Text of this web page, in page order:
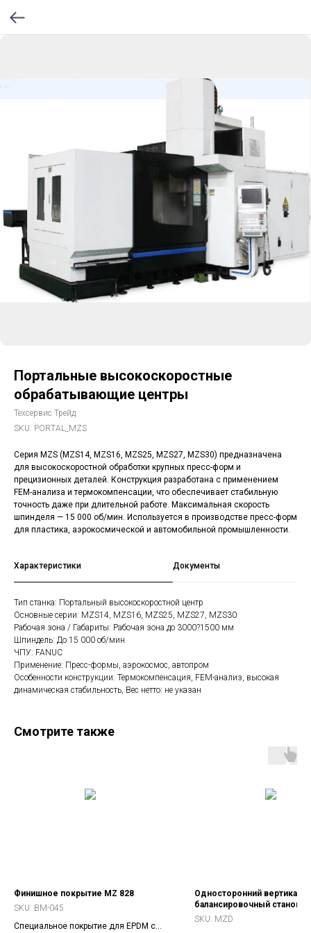
Портальные высокоскоростные
обрабатывающие центры
Техсервис Трейд
SKU: PORTAL_MZS
Серия MZS (MZS14, MZS16, MZS25, MZS27, MZS30) предназначена
для высокоскоростной обработки крупных пресс-форм и
прецизионных деталей. Конструкция разработана с применением
FEM-анализа и термокомпенсации, что обеспечивает стабильную
точность даже при длительной работе. Максимальная скорость
шпинделя — 15 000 об/мин. Используется в производстве пресс-форм
для пластика, аэрокосмической и автомобильной промышленности.
Характеристики Документы
Тип станка: Портальный высокоскоростной центр
Основные серии: MZS14, MZS16, MZS25, MZS27, MZS30
Рабочая зона / Габариты: Рабочая зона до 3000?1500 мм
Шпиндель: До 15 000 об/мин
ЧПУ: FANUC
Применение: Пресс-формы, аэрокосмос, автопром
Особенности конструкции: Термокомпенсация, FEM-анализ, высокая
динамическая стабильность, Вес нетто: не указан
Смотрите также
Финишное покрытие MZ 828
SKU: BM-045
Специальное покрытие для EPDM с
Односторонний
балансировочный станок
SKU: MZD